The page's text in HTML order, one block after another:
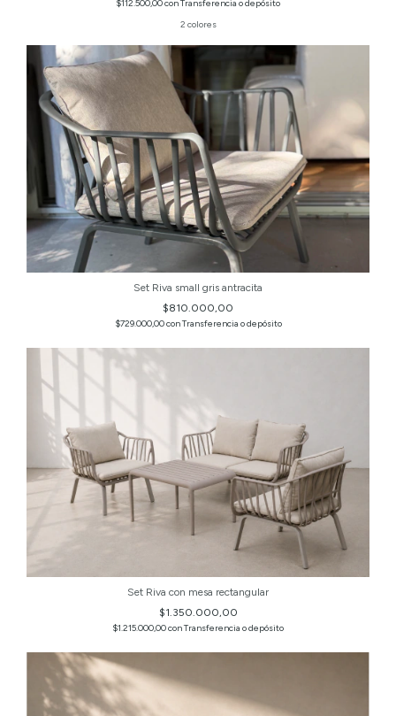
$112.500,00conTransferencia o depósito
2 colores
Set Riva small gris antracita
$810.000,00
$729.000,00conTransferencia o depósito
Set Riva con mesa rectangular
$1.350.000,00
$1.215.000,00conTransferencia o depósito